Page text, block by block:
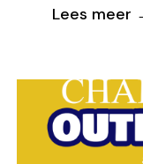
Lees meer